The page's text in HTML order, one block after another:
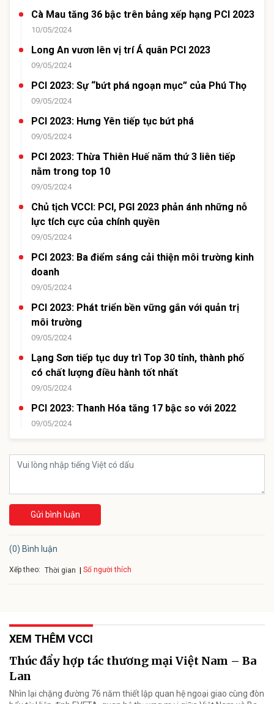
Cà Mau tăng 36 bậc trên bảng xếp hạng PCI 2023
10/05/2024
Long An vươn lên vị trí Á quân PCI 2023
09/05/2024
PCI 2023: Sự “bứt phá ngoạn mục” của Phú Thọ
09/05/2024
PCI 2023: Hưng Yên tiếp tục bứt phá
09/05/2024
PCI 2023: Thừa Thiên Huế năm thứ 3 liên tiếp
nằm trong top 10
09/05/2024
Chủ tịch VCCI: PCI, PGI 2023 phản ánh những nỗ
lực tích cực của chính quyền
09/05/2024
PCI 2023: Ba điểm sáng cải thiện môi trường kinh
doanh
09/05/2024
PCI 2023: Phát triển bền vững gắn với quản trị
môi trường
09/05/2024
Lạng Sơn tiếp tục duy trì Top 30 tỉnh, thành phố
có chất lượng điều hành tốt nhất
09/05/2024
PCI 2023: Thanh Hóa tăng 17 bậc so với 2022
09/05/2024
Gửi bình luận
(0) Bình luận
Xếp theo: Thời gian Số người thích
XEM THÊM VCCI
Thúc đẩy hợp tác thương mại Việt Nam – Ba
Lan
Nhìn lại chặng đường 76 năm thiết lập quan hệ ngoại giao cùng đòn